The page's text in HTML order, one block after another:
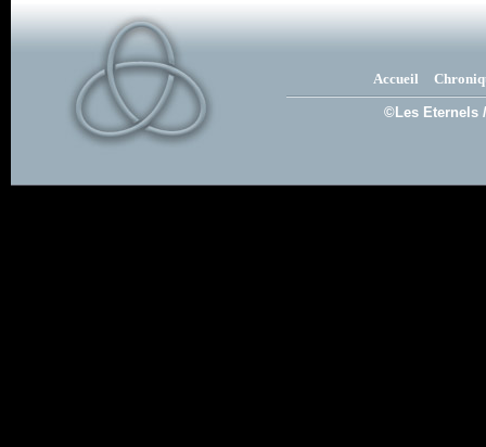
Accueil
©Les Eternels